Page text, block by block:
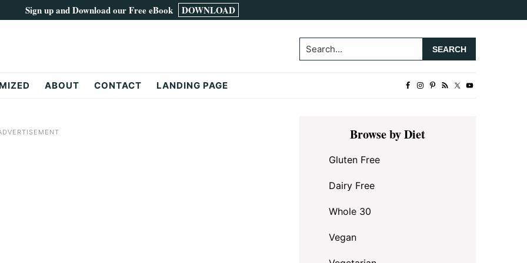
Sign up and Download our Free eBook DOWNLOAD
Search...
ABOUT CONTACT LANDING PAGE
Primary
SidebarBrowse by Diet
Gluten Free
Dairy Free
Whole 30
Vegan